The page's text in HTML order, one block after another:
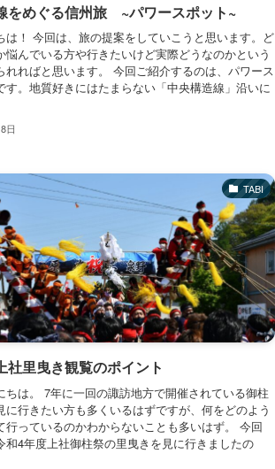
をめぐる信州旅 ~パワースポット~
は！ 今回は、旅の提案をしていこうと思います。ど
悩んでいる方や行きたいけど実際どうなのかという
れればと思います。 今回ご紹介するのは、パワース
す。地質好きにはたまらない「中央構造線」沿いに
日
TABI
里曳き観覧のポイント
ちは。 7年に一回の諏訪地方で開催されている御柱
に行きたい方も多くいるはずですが、何をどのよう
行っているのかわからないことも多いはず。 今回
和4年度上社御柱祭の里曳きを見に行きましたの